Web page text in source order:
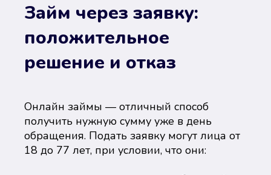
Займ через заявку:
положительное
решение и отказ
Онлайн займы — отличный способ
получить нужную сумму уже в день
обращения. Подать заявку могут лица от
18 до 77 лет, при условии, что они: